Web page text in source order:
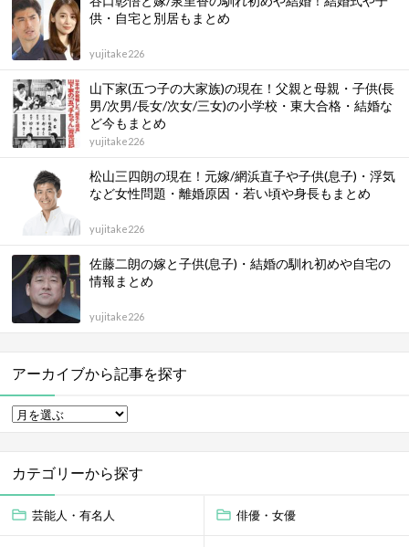
供・自宅と別居もまとめ
yujitake226
山下家(五つ子の大家族)の現在！父親と母親・子供(長
男/次男/長女/次女/三女)の小学校・東大合格・結婚な
ど今もまとめ
yujitake226
松山三四朗の現在！元嫁/網浜直子や子供(息子)・浮気
など女性問題・離婚原因・若い頃や身長もまとめ
yujitake226
佐藤二朗の嫁と子供(息子)・結婚の馴れ初めや自宅の
情報まとめ
yujitake226
アーカイブから記事を探す
カテゴリーから探す
芸能人・有名人 俳優・女優